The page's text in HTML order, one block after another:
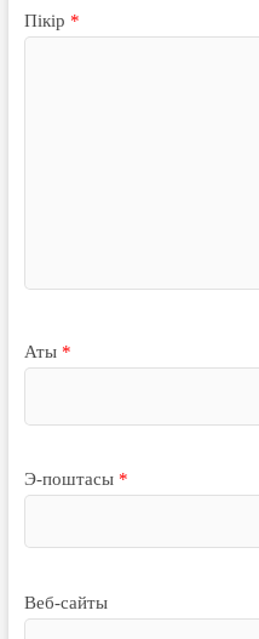
Пікір *
Аты *
Э-поштасы *
Веб-сайты